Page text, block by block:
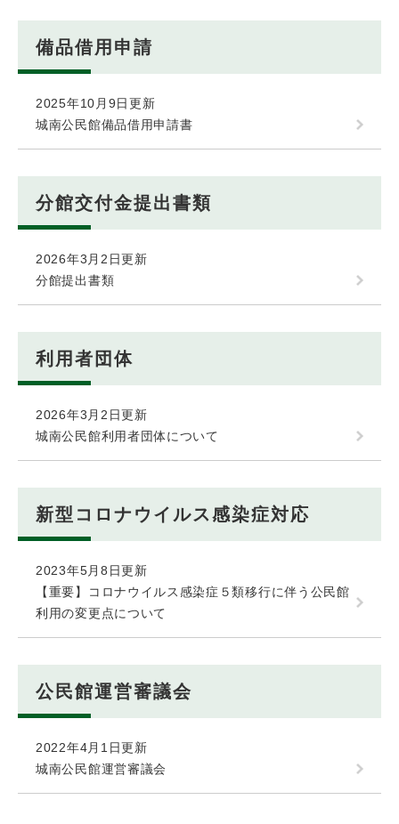
備品借用申請
2025年10月9日更新
城南公民館備品借用申請書
分館交付金提出書類
2026年3月2日更新
分館提出書類
利用者団体
2026年3月2日更新
城南公民館利用者団体について
新型コロナウイルス感染症対応
2023年5月8日更新
【重要】コロナウイルス感染症５類移行に伴う公民館
利用の変更点について
公民館運営審議会
2022年4月1日更新
城南公民館運営審議会